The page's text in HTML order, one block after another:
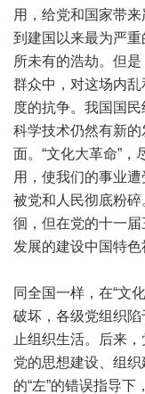
用，给党和国家带
到建国以来最为严
所未有的浩劫。但
群众中，对这场内
度的抗争。我国国
科学技术仍然有新
面。“文化大革命”，
用，使我们的事业
被党和人民彻底粉
徊，但在党的十一
发展的建设中国特色
同全国一样，在“文
破坏，各级党组织
止组织生活。后来
党的思想建设、组
的“左”的错误指导